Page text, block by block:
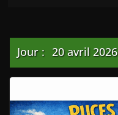
Jour : 20 avril 2026